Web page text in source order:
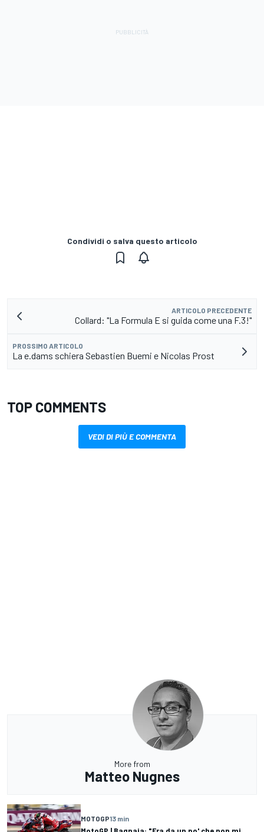
Condividi o salva questo articolo
ARTICOLO PRECEDENTE
Collard: "La Formula E si guida come una F.3!"
PROSSIMO ARTICOLO
La e.dams schiera Sebastien Buemi e Nicolas Prost
TOP COMMENTS
VEDI DI PIÙ E COMMENTA
More from
Matteo Nugnes
MOTOGP13 min